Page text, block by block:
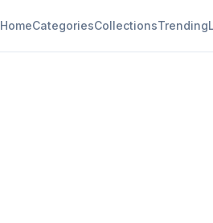
HomeCategoriesCollectionsTrending